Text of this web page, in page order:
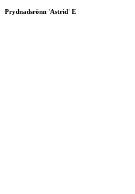
Prydnadsrönn 'Astrid' E